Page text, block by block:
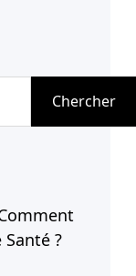
Chercher
?